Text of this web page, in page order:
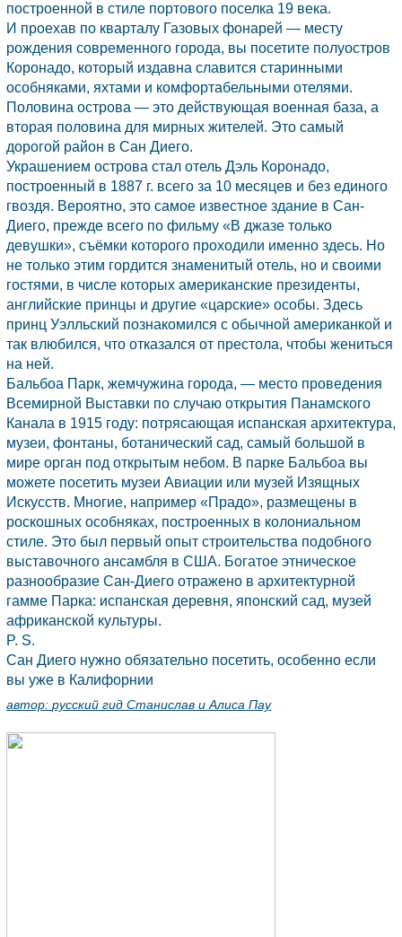
построенной в стиле портового поселка 19 века.
И проехав по кварталу Газовых фонарей — месту
рождения современного города, вы посетите полуостров
Коронадо, который издавна славится старинными
особняками, яхтами и комфортабельными отелями.
Половина острова — это действующая военная база, а
вторая половина для мирных жителей. Это самый
дорогой район в Сан Диего.
Украшением острова стал отель Дэль Коронадо,
построенный в 1887 г. всего за 10 месяцев и без единого
гвоздя. Вероятно, это самое известное здание в Сан-
Диего, прежде всего по фильму «В джазе только
девушки», съёмки которого проходили именно здесь. Но
не только этим гордится знаменитый отель, но и своими
гостями, в числе которых американские президенты,
английские принцы и другие «царские» особы. Здесь
принц Уэлльский познакомился с обычной американкой и
так влюбился, что отказался от престола, чтобы жениться
на ней.
Бальбоа Парк, жемчужина города, — место проведения
Всемирной Выставки по случаю открытия Панамского
Канала в 1915 году: потрясающая испанская архитектура,
музеи, фонтаны, ботанический сад, самый большой в
мире орган под открытым небом. В парке Бальбоа вы
можете посетить музеи Авиации или музей Изящных
Искусств. Многие, например «Прадо», размещены в
роскошных особняках, построенных в колониальном
стиле. Это был первый опыт строительства подобного
выставочного ансамбля в США. Богатое этническое
разнообразие Сан-Диего отражено в архитектурной
гамме Парка: испанская деревня, японский сад, музей
африканской культуры.
P. S.
Сан Диего нужно обязательно посетить, особенно если
вы уже в Калифорнии
автор: русский гид Станислав и Алиса Пау